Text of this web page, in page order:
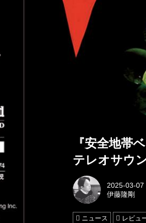
『安全地帯
テレオサウ
2025-03-07
伊藤隆剛
ニュース レビュ